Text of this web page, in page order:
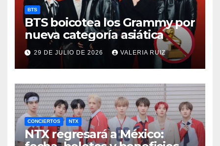
BTS
BTS boicotea los Grammy por
nueva categoría asiática
29 DE JULIO DE 2026 VALERIA RUIZ
CONCIERTOS NTX
NTX regresará a México: